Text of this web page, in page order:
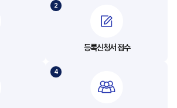
등록신청서 접수